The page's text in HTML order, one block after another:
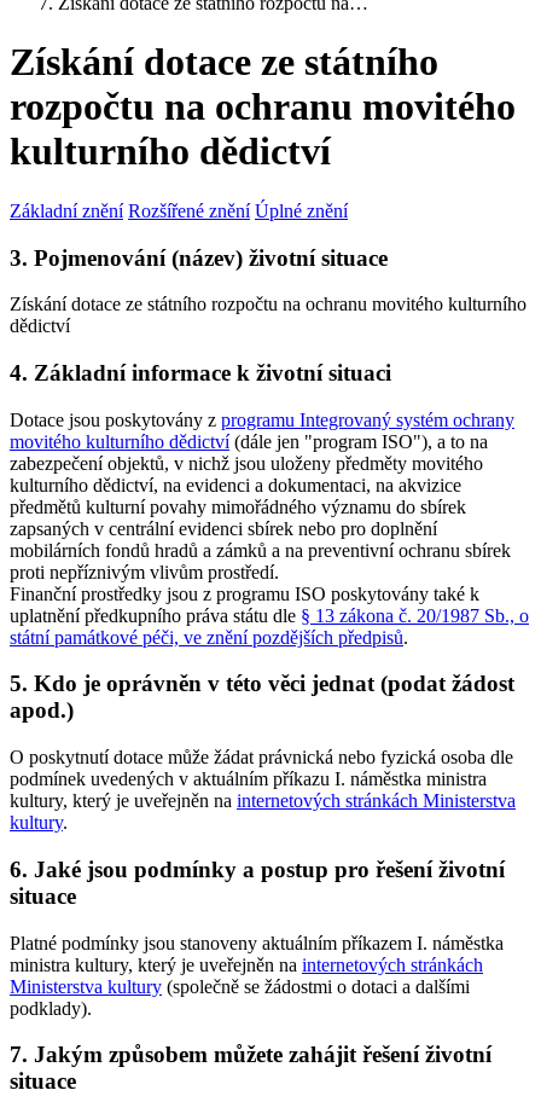
Získání dotace ze státního
rozpočtu na ochranu movitého
kulturního dědictví
Základní znění Rozšířené znění Úplné znění
3. Pojmenování (název) životní situace
Získání dotace ze státního rozpočtu na ochranu movitého kulturního
dědictví
4. Základní informace k životní situaci
Dotace jsou poskytovány z programu Integrovaný systém ochrany
movitého kulturního dědictví(dále jen "program ISO"), a to na
zabezpečení objektů, v nichž jsou uloženy předměty movitého
kulturního dědictví, na evidenci a dokumentaci, na akvizice
předmětů kulturní povahy mimořádného významu do sbírek
zapsaných v centrální evidenci sbírek nebo pro doplnění
mobilárních fondů hradů a zámků a na preventivní ochranu sbírek
proti nepříznivým vlivům prostředí.
Finanční prostředky jsou z programu ISO poskytovány také k
uplatnění předkupního práva státu dle § 13 zákona č. 20/1987 Sb., o
státní památkové péči, ve znění pozdějších předpisů.
5. Kdo je oprávněn v této věci jednat (podat žádost
apod.)
O poskytnutí dotace může žádat právnická nebo fyzická osoba dle
podmínek uvedených v aktuálním příkazu I. náměstka ministra
kultury, který je uveřejněn na internetových stránkách Ministerstva
kultury.
6. Jaké jsou podmínky a postup pro řešení životní
situace
Platné podmínky jsou stanoveny aktuálním příkazem I. náměstka
ministra kultury, který je uveřejněn na internetových stránkách
Ministerstva kultury (společně se žádostmi o dotaci a dalšími
podklady).
7. Jakým způsobem můžete zahájit řešení životní
situace